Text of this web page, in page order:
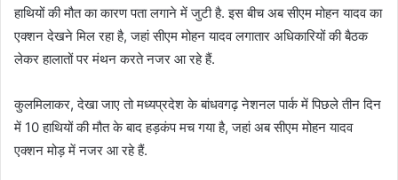
हाथियों की मौत का कारण पता लगाने में जुटी है. इस बीच अब सीएम मोहन यादव का
एक्शन देखने मिल रहा है, जहां सीएम मोहन यादव लगातार अधिकारियों की बैठक
लेकर हालातों पर मंथन करते नजर आ रहे हैं.
कुलमिलाकर, देखा जाए तो मध्यप्रदेश के बांधवगढ़ नेशनल पार्क में पिछले तीन दिन
में 10 हाथियों की मौत के बाद हड़कंप मच गया है, जहां अब सीएम मोहन यादव
एक्शन मोड़ में नजर आ रहे हैं.